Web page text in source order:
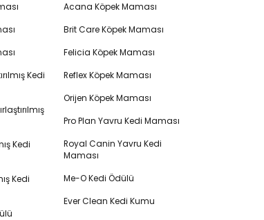
Kedi
Kedi
Kedi
Acana Köpek Maması
Brit Care Köpek Maması
Felicia Köpek Maması
Reflex Köpek Maması
Orijen Köpek Maması
Pro Plan Yavru Kedi Maması
Royal Canin Yavru Kedi
Maması
Me-O Kedi Ödülü
Ever Clean Kedi Kumu